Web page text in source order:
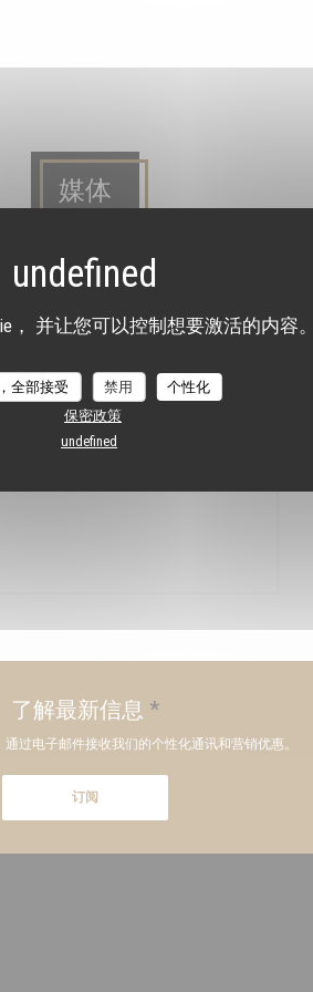
， 并让您可以控制想要激活的内容。
全部接受 禁用
个性化
保密政策
undefined
媒体
Futé mais surtout très honorés et fiers
了解最新信息 *
过电子邮件接收我们的个性化通讯和营销优惠。
订阅
窗口中打开))
((在新窗口中打开))